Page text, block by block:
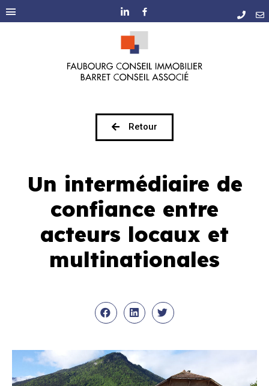
Retour
Un intermédiaire de
confiance entre
acteurs locaux et
multinationales